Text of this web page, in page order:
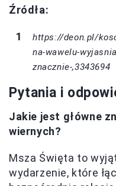
Źródła:
https://deon.pl/
na-wawelu-
znacznie-,3343694
Pytania i
Jakie jest główne
wiernych?
Msza Święta to
wydarzenie, które